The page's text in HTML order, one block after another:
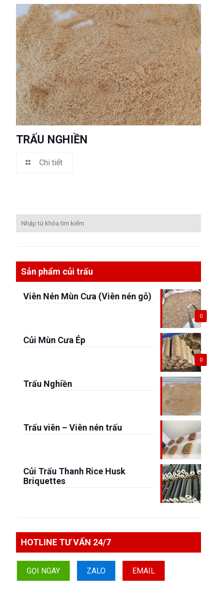
TRẤU NGHIỀN
Chi tiết
Sản phẩm củi trấu
0
Viên Nén Mùn Cưa (Viên nén gỗ)
0
Củi Mùn Cưa Ép
Trấu Nghiền
Trấu viên – Viên nén trấu
Củi Trấu Thanh Rice Husk
Briquettes
HOTLINE TƯ VẤN 24/7
GỌI NGAY ZALO EMAIL